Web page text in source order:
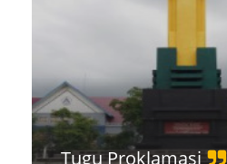
Tugu Proklamasi